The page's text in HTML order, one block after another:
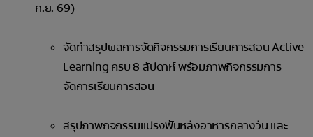
ก.ย. 69)
จัดทำสรุปผลการจัดกิจกรรมการเรียนการสอน Active
Learning ครบ 8 สัปดาห์ พร้อมภาพกิจกรรมการ
จัดการเรียนการสอน
สรุปภาพกิจกรรมแปรงฟันหลังอาหารกลางวัน และ